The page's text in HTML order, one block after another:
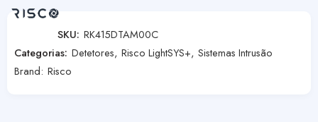
SKU: RK415DTAM00C
Categorias: Detetores, Risco LightSYS+, Sistemas Intrusão
Brand: Risco